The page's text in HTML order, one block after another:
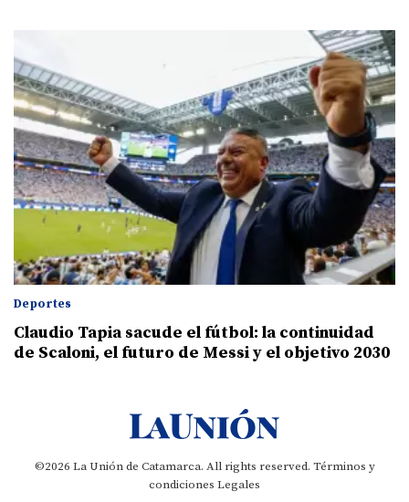
Deportes
Claudio Tapia sacude el fútbol: la continuidad
de Scaloni, el futuro de Messi y el objetivo 2030
©2026 La Unión de Catamarca. All rights reserved. Términos y
condiciones Legales